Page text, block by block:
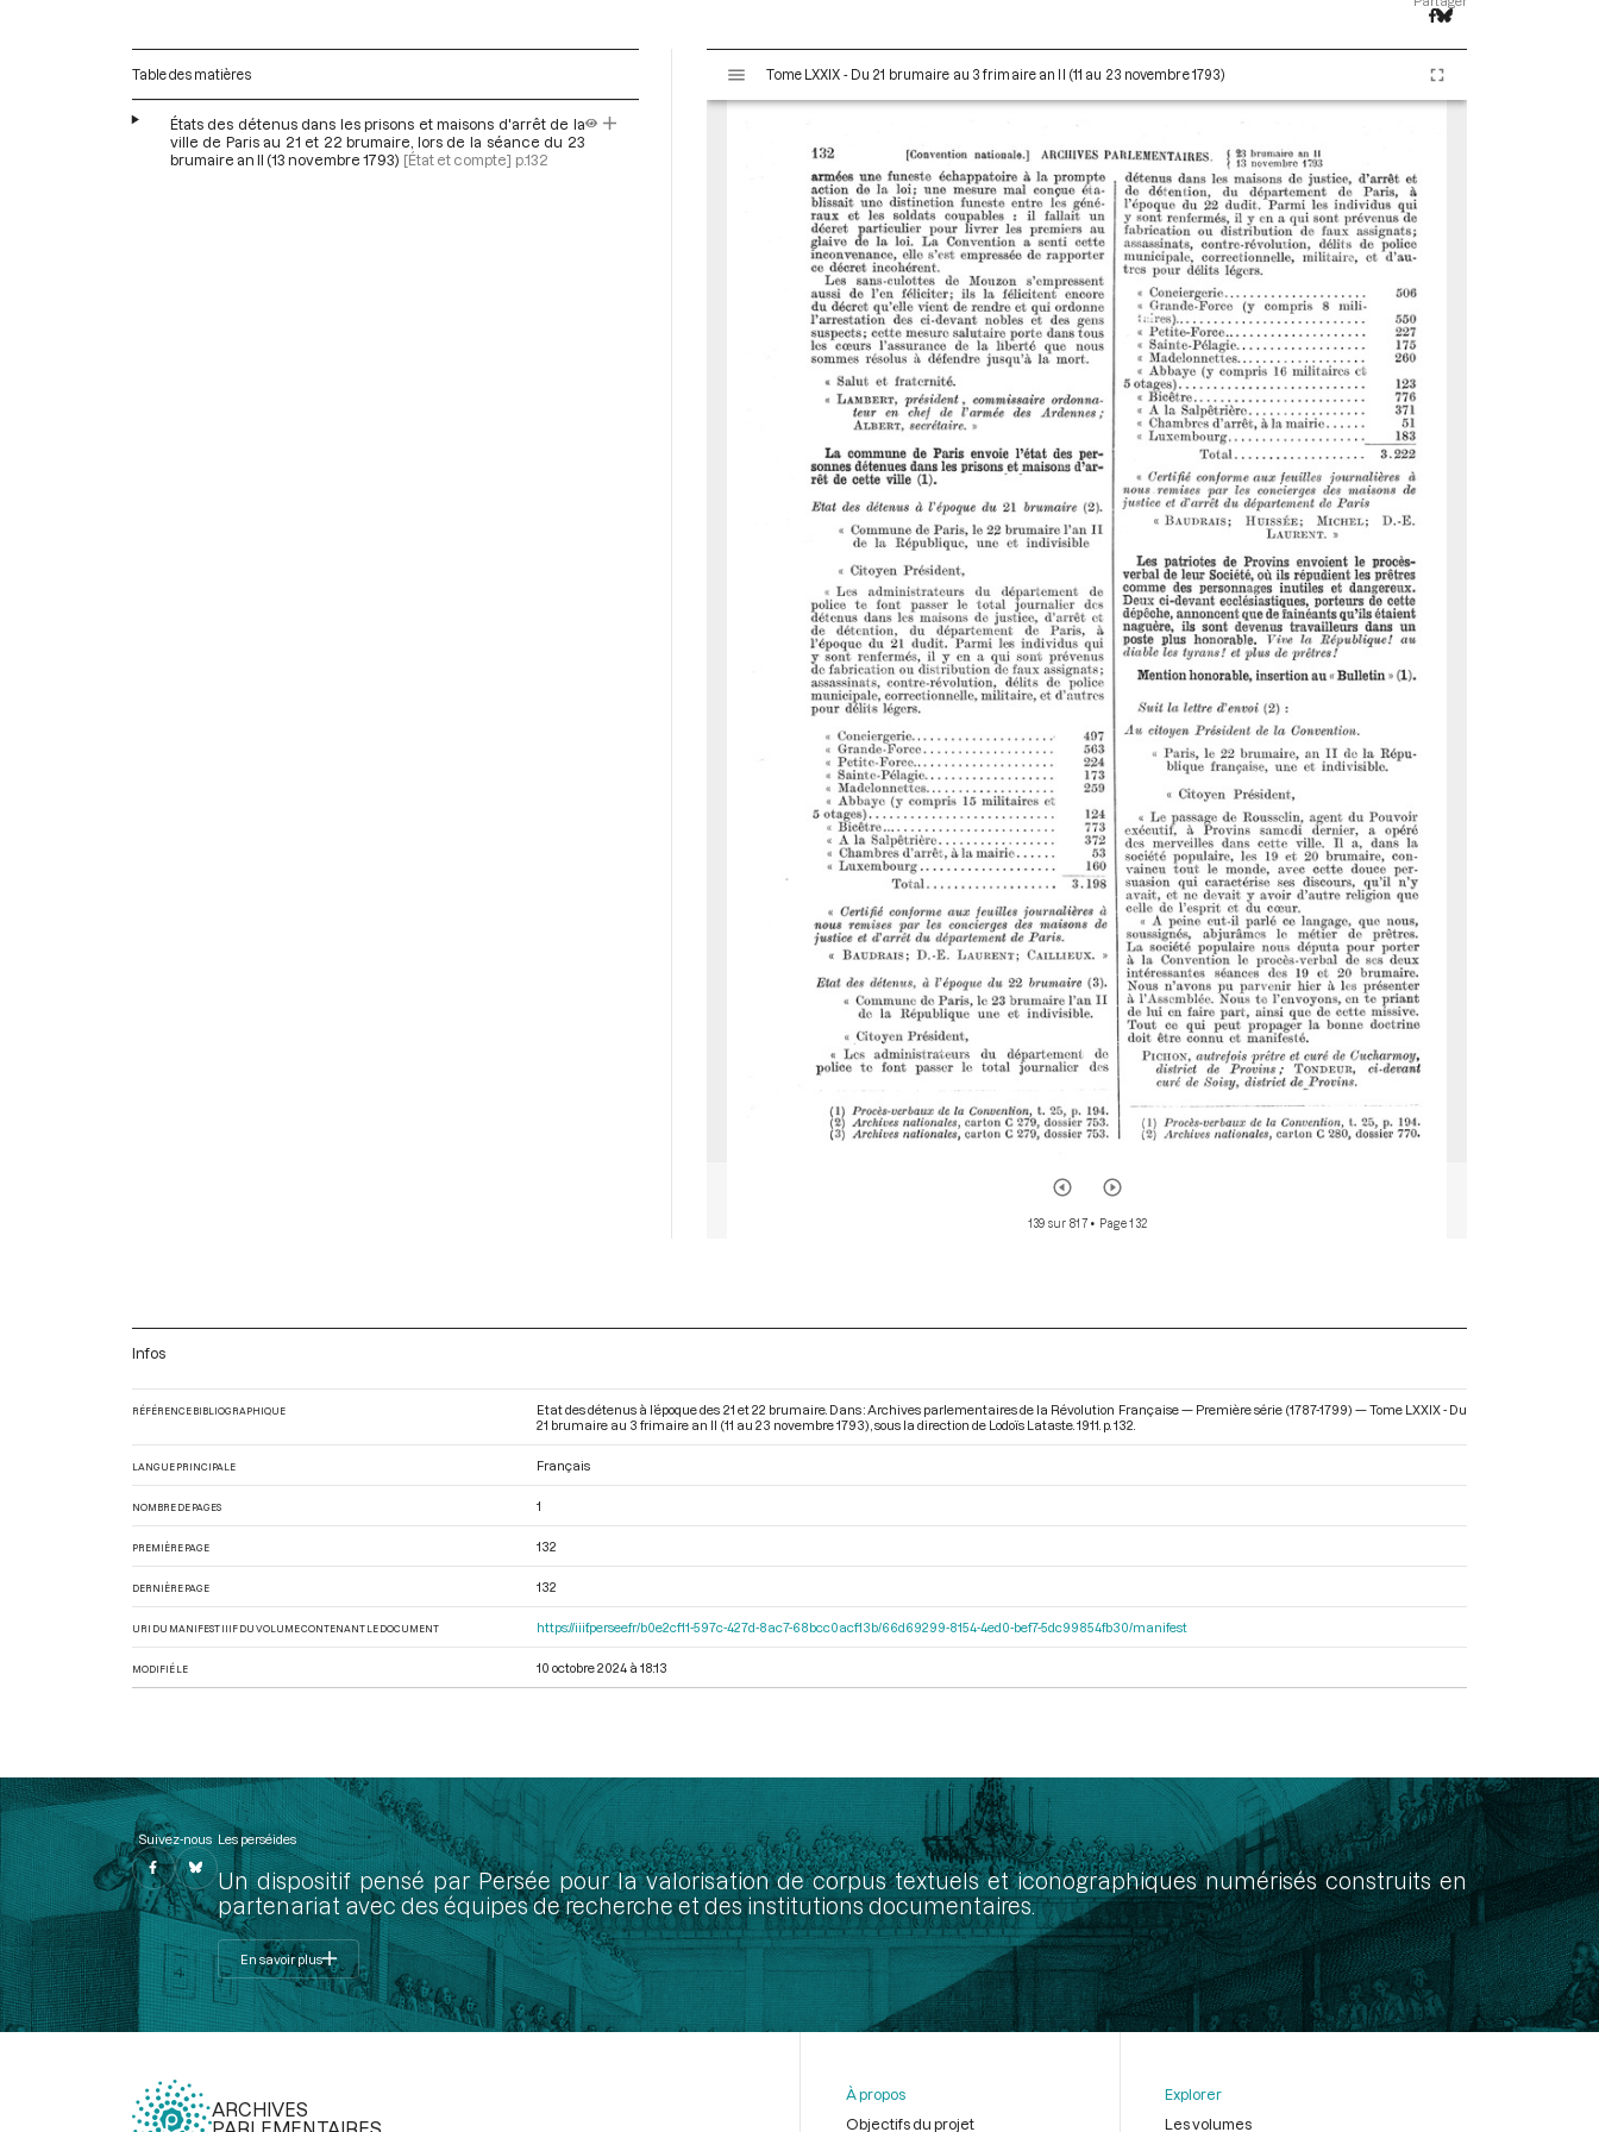
Table des matières
États des détenus dans les prisons et maisons d'arrêt de la
ville de Paris au 21 et 22 brumaire, lors de la séance du 23
brumaire an II (13 novembre 1793) [État et compte] p.132
s
Tome LXXIX - Du 21 brumaire au 3 frimaire an II (11 au 23 novembre 1793)
139 sur 817• Page 132
Infos
RÉFÉRENCE BIBLIOGRAPHIQUE
Etat des détenus à l’époque des 21 et 22 brumaire. Dans : Archives parlementaires de la Révolution Française — Première série (1787-1799) — Tome LXXIX - Du
21 brumaire au 3 frimaire an II (11 au 23 novembre 1793) , sous la direction de Lodoïs Lataste. 1911. p. 132.
LANGUE PRINCIPALE Français
NOMBRE DE PAGES 1
PREMIÈRE PAGE 132
DERNIÈRE PAGE 132
URI DU MANIFEST IIIF DU VOLUME CONTENANT LE DOCUMENT https://iiif.persee.fr/b0e2cf11-597c-427d-8ac7-68bcc0acf13b/66d69299-8154-4ed0-bef7-5dc99854fb30/manifest
MODIFIÉ LE 10 octobre 2024 à 18:13
Suivez-nous Les perséides
Un dispositif pensé par Persée pour la valorisation de corpus textuels et iconographiques numérisés construits en
partenariat avec des équipes de recherche et des institutions documentaires.
En savoir plus
ARCHIVES
À propos
Objectifs du projet
Explorer
Les volumes